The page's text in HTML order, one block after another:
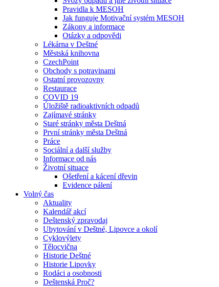
Pravidla k MESOH
Jak funguje Motivační systém MESOH
Zákony a informace
Otázky a odpovědi
Lékárna v Deštné
Městská knihovna
CzechPoint
Obchody s potravinami
Ostatní provozovny
Restaurace
COVID 19
Úložiště radioaktivních odpadů
Zajímavé stránky
Staré stránky města Deštná
První stránky města Deštná
Práce
Sociální a další služby
Informace od nás
Životní situace
Ošetření a kácení dřevin
Evidence pálení
Volný čas
Aktuality
Kalendář akcí
Deštenský zpravodaj
Ubytování v Deštné, Lipovce a okolí
Cyklovýlety
Tělocvična
Historie Deštné
Historie Lipovky
Rodáci a osobnosti
Deštenská Proč?